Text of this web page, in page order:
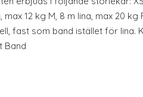
max 12 kg M, 8 m lina, max 20 kg
fast som band istället för lina.
Band